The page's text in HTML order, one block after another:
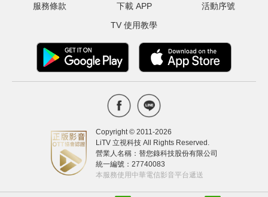
服務條款
下載 APP
TV 使用教學
活動序號
Copyright © 2011-2026
LiTV 立視科技 All Rights Reserved.
營業人名稱：替您錄科技股份有限公司
統一編號：27740083
本服務使用中華電信影音平台遞送